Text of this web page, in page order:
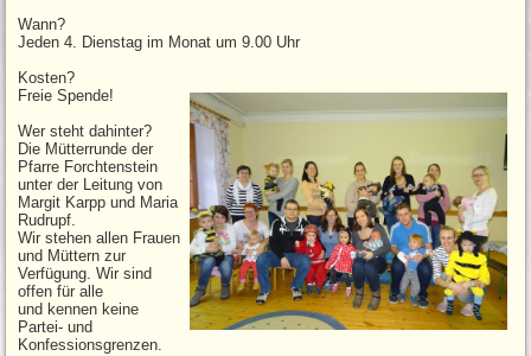
Wann?
Jeden 4. Dienstag im Monat um 9.00 Uhr
Kosten?
Freie Spende!
Wer steht dahinter?
Die Mütterrunde der
Pfarre Forchtenstein
unter der Leitung von
Margit Karpp und Maria
Rudrupf.
Wir stehen allen Frauen
und Müttern zur
Verfügung. Wir sind
offen für alle
und kennen keine
Partei- und
Konfessionsgrenzen.